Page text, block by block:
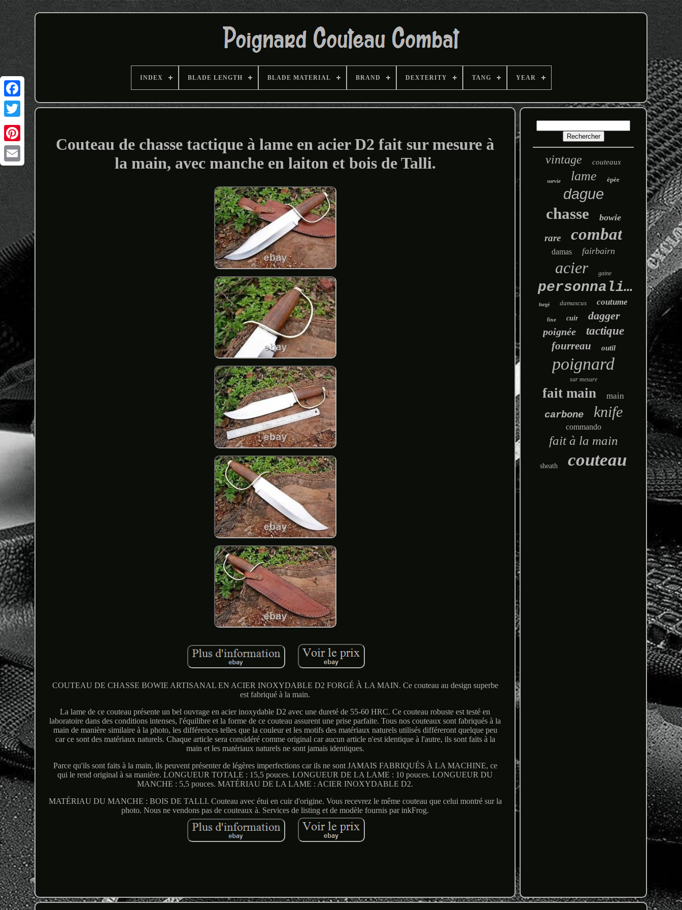
Email
INDEX BLADE LENGTH BLADE MATERIAL BRAND DEXTERITY TANG YEAR
Couteau de chasse tactique à lame en acier D2 fait sur mesure à
la main, avec manche en laiton et bois de Talli.
COUTEAU DE CHASSE BOWIE ARTISANAL EN ACIER INOXYDABLE D2 FORGÉ À LA MAIN. Ce couteau au design superbe
est fabriqué à la main.
La lame de ce couteau présente un bel ouvrage en acier inoxydable D2 avec une dureté de 55-60 HRC. Ce couteau robuste est testé en
laboratoire dans des conditions intenses, l'équilibre et la forme de ce couteau assurent une prise parfaite. Tous nos couteaux sont fabriqués à la
main de manière similaire à la photo, les différences telles que la couleur et les motifs des matériaux naturels utilisés différeront quelque peu
car ce sont des matériaux naturels. Chaque article sera considéré comme original car aucun article n'est identique à l'autre, ils sont faits à la
main et les matériaux naturels ne sont jamais identiques.
Parce qu'ils sont faits à la main, ils peuvent présenter de légères imperfections car ils ne sont JAMAIS FABRIQUÉS À LA MACHINE, ce
qui le rend original à sa manière. LONGUEUR TOTALE : 15,5 pouces. LONGUEUR DE LA LAME : 10 pouces. LONGUEUR DU
MANCHE : 5,5 pouces. MATÉRIAU DE LA LAME : ACIER INOXYDABLE D2.
MATÉRIAU DU MANCHE : BOIS DE TALLI. Couteau avec étui en cuir d'origine. Vous recevrez le même couteau que celui montré sur la
photo. Nous ne vendons pas de couteaux à. Services de listing et de modèle fournis par inkFrog.
vintage couteaux
survie lame épée
dague
chasse bowie
rare combat
damas fairbairn
acier gaine
personnalisé
forgé damascus coutume
fixe cuir dagger
poignée tactique
fourreau outil
poignard
sur mesure
fait main main
carbone knife
commando
fait à la main
sheath couteau